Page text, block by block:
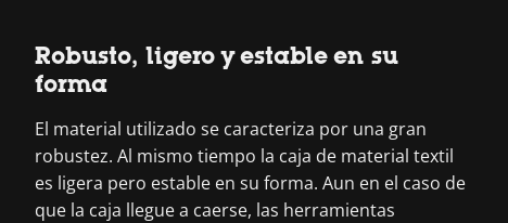
Robusto, ligero y estable en su
forma
El material utilizado se caracteriza por una gran
robustez. Al mismo tiempo la caja de material textil
es ligera pero estable en su forma. Aun en el caso de
que la caja llegue a caerse, las herramientas